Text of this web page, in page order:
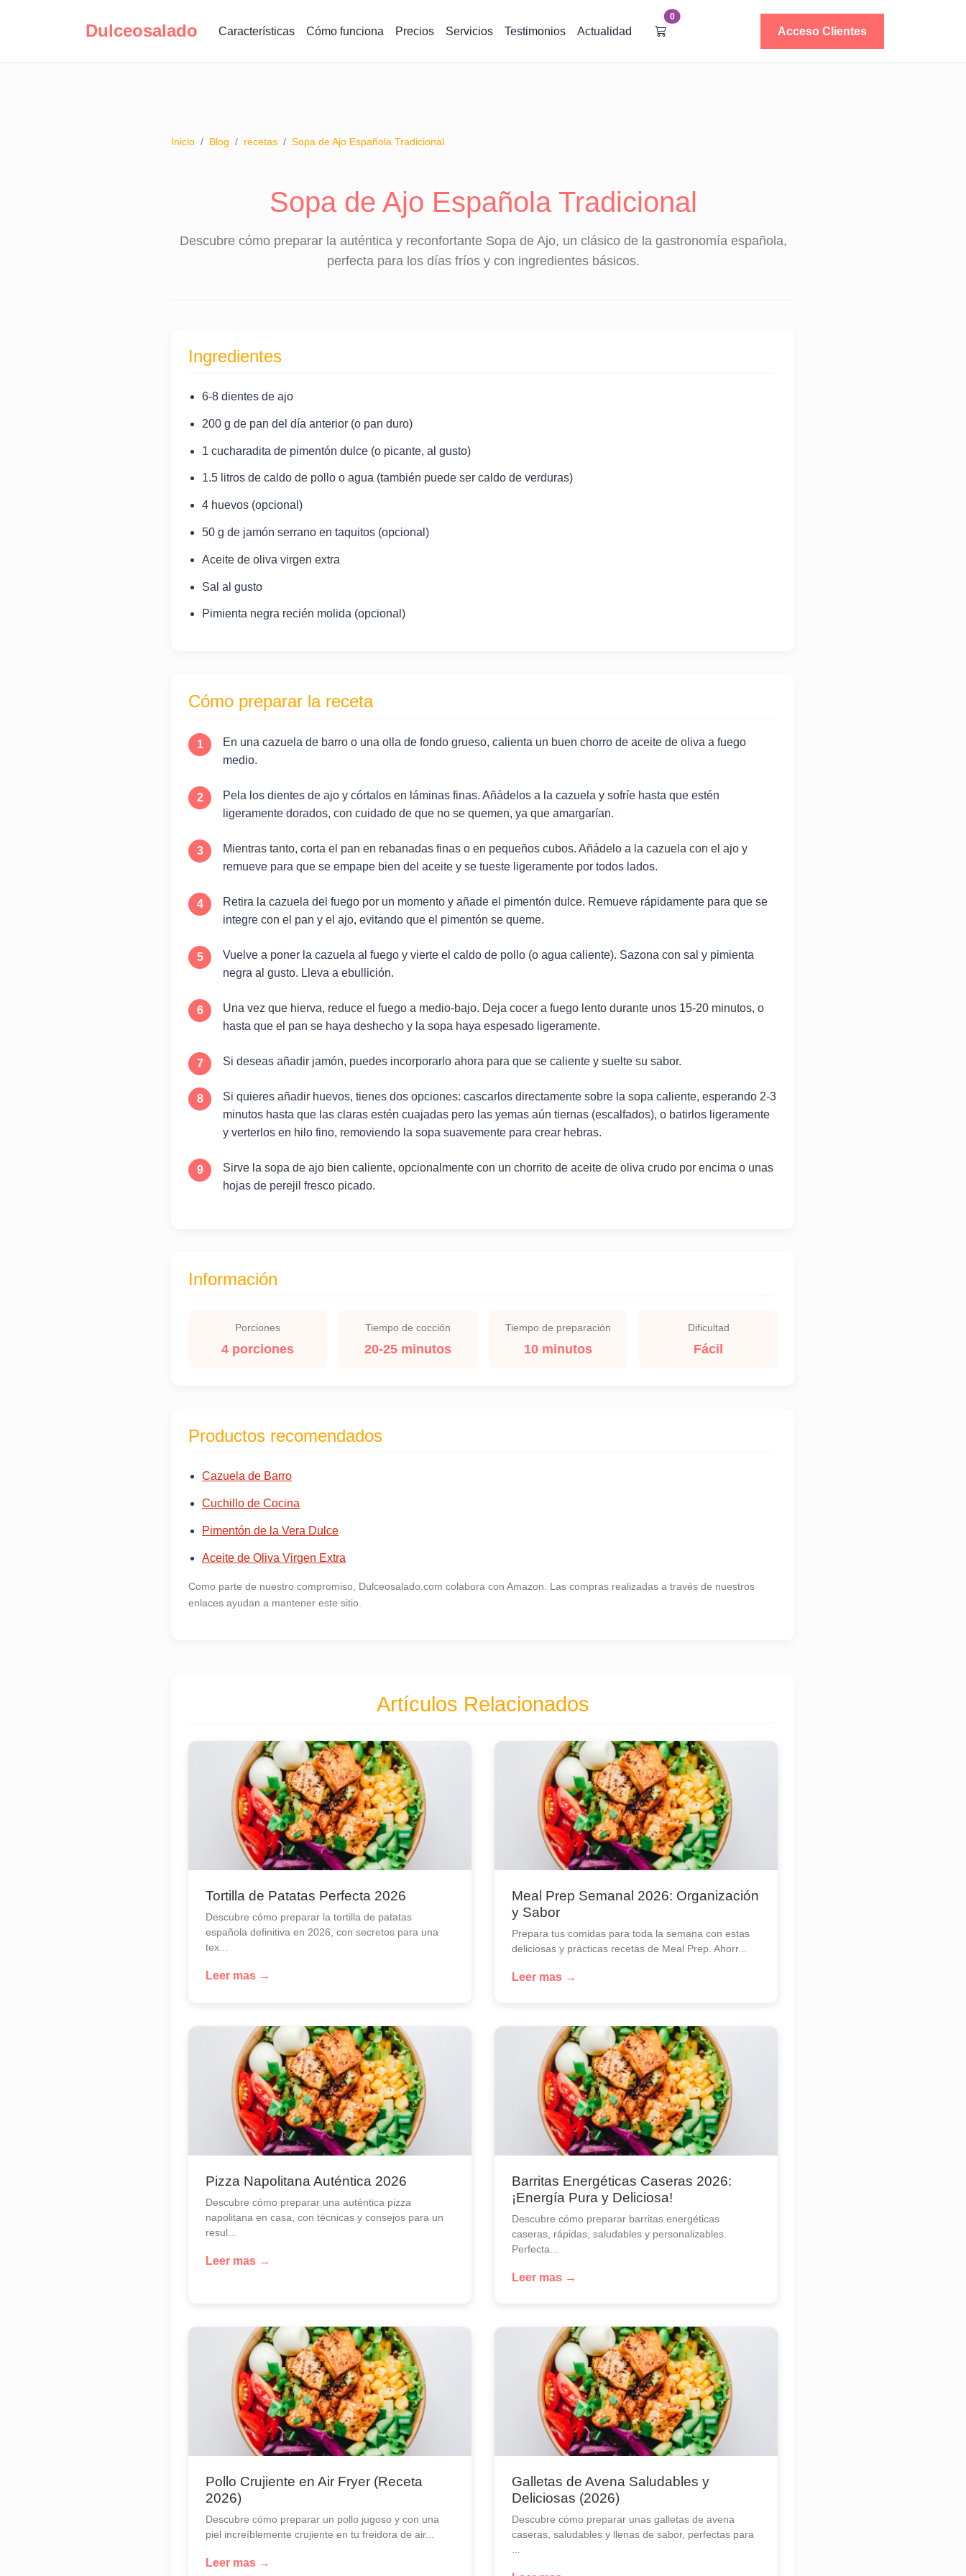
Dulceosalado Características Cómo funciona Precios Servicios Testimonios Actualidad
0
Acceso Clientes
Inicio / Blog / recetas / Sopa de Ajo Española Tradicional
Sopa de Ajo Española Tradicional
Descubre cómo preparar la auténtica y reconfortante Sopa de Ajo, un clásico de la gastronomía española,
perfecta para los días fríos y con ingredientes básicos.
Ingredientes
6-8 dientes de ajo
200 g de pan del día anterior (o pan duro)
1 cucharadita de pimentón dulce (o picante, al gusto)
1.5 litros de caldo de pollo o agua (también puede ser caldo de verduras)
4 huevos (opcional)
50 g de jamón serrano en taquitos (opcional)
Aceite de oliva virgen extra
Sal al gusto
Pimienta negra recién molida (opcional)
Cómo preparar la receta
En una cazuela de barro o una olla de fondo grueso, calienta un buen chorro de aceite de oliva a fuego
medio.
Pela los dientes de ajo y córtalos en láminas finas. Añádelos a la cazuela y sofríe hasta que estén
ligeramente dorados, con cuidado de que no se quemen, ya que amargarían.
Mientras tanto, corta el pan en rebanadas finas o en pequeños cubos. Añádelo a la cazuela con el ajo y
remueve para que se empape bien del aceite y se tueste ligeramente por todos lados.
Retira la cazuela del fuego por un momento y añade el pimentón dulce. Remueve rápidamente para que se
integre con el pan y el ajo, evitando que el pimentón se queme.
Vuelve a poner la cazuela al fuego y vierte el caldo de pollo (o agua caliente). Sazona con sal y pimienta
negra al gusto. Lleva a ebullición.
Una vez que hierva, reduce el fuego a medio-bajo. Deja cocer a fuego lento durante unos 15-20 minutos, o
hasta que el pan se haya deshecho y la sopa haya espesado ligeramente.
Si deseas añadir jamón, puedes incorporarlo ahora para que se caliente y suelte su sabor.
Si quieres añadir huevos, tienes dos opciones: cascarlos directamente sobre la sopa caliente, esperando 2-3
minutos hasta que las claras estén cuajadas pero las yemas aún tiernas (escalfados), o batirlos ligeramente
y verterlos en hilo fino, removiendo la sopa suavemente para crear hebras.
Sirve la sopa de ajo bien caliente, opcionalmente con un chorrito de aceite de oliva crudo por encima o unas
hojas de perejil fresco picado.
Información
Porciones
4 porciones
Tiempo de cocción
20-25 minutos
Tiempo de preparación
10 minutos
Dificultad
Fácil
Productos recomendados
Cazuela de Barro
Cuchillo de Cocina
Pimentón de la Vera Dulce
Aceite de Oliva Virgen Extra
Como parte de nuestro compromiso, Dulceosalado.com colabora con Amazon. Las compras realizadas a través de nuestros
enlaces ayudan a mantener este sitio.
Artículos Relacionados
Tortilla de Patatas Perfecta 2026
Descubre cómo preparar la tortilla de patatas
española definitiva en 2026, con secretos para una
tex...
Leer mas →
Meal Prep Semanal 2026: Organización
y Sabor
Prepara tus comidas para toda la semana con estas
deliciosas y prácticas recetas de Meal Prep. Ahorr...
Leer mas →
Pizza Napolitana Auténtica 2026
Descubre cómo preparar una auténtica pizza
napolitana en casa, con técnicas y consejos para un
resul...
Leer mas →
Barritas Energéticas Caseras 2026:
¡Energía Pura y Deliciosa!
Descubre cómo preparar barritas energéticas
caseras, rápidas, saludables y personalizables.
Perfecta...
Leer mas →
Pollo Crujiente en Air Fryer (Receta
2026)
Descubre cómo preparar un pollo jugoso y con una
piel increíblemente crujiente en tu freidora de air...
Leer mas →
Galletas de Avena Saludables y
Deliciosas (2026)
Descubre cómo preparar unas galletas de avena
caseras, saludables y llenas de sabor, perfectas para